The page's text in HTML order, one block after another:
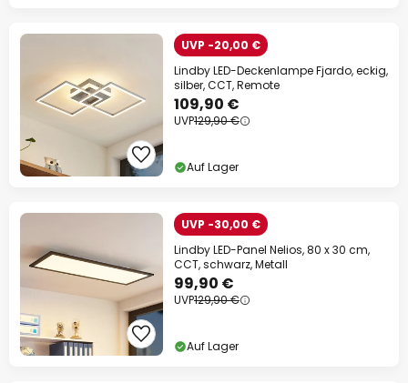
UVP -20,00 €
Lindby LED-Deckenlampe Fjardo, eckig,
silber, CCT, Remote
109,90 €
UVP129,90 €
Auf Lager
UVP -30,00 €
Lindby LED-Panel Nelios, 80 x 30 cm,
CCT, schwarz, Metall
99,90 €
UVP129,90 €
Auf Lager